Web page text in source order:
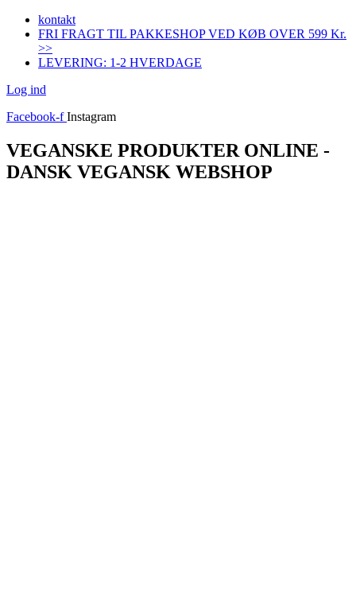
Videre
indhold
kontakt
FRI FRAGT TIL PAKKESHOP VED KØB OVER 599 Kr.
>>
LEVERING: 1-2 HVERDAGE
Log ind
Facebook-f Instagram
VEGANSKE PRODUKTER ONLINE -
DANSK VEGANSK WEBSHOP